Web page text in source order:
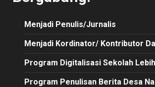
Menjadi Penulis/Jurnalis
Menjadi Kordinator/ Kontributor
Program Digitalisasi Sekolah
Program Penulisan Berita Desa